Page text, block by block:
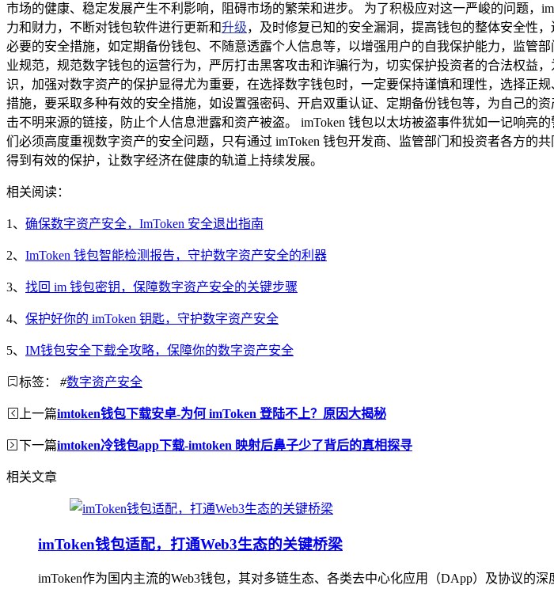
市场的健康、稳定发展产生不利影响，阻碍市场的繁荣和进步。 为了积极应对这一严峻的问题
力和财力，不断对钱包软件进行更新和升级，及时修复已知的安全漏洞，提高钱包的整体安全性
必要的安全措施，如定期备份钱包、不随意透露个人信息等，以增强用户的自我保护能力，监管
业规范，规范数字钱包的运营行为，严厉打击黑客攻击和诈骗行为，切实保护投资者的合法权益
识，加强对数字资产的保护显得尤为重要，在选择数字钱包时，一定要保持谨慎和理性，选择正
措施，要采取多种有效的安全措施，如设置强密码、开启双重认证、定期备份钱包等，为自己的
击不明来源的链接，防止个人信息泄露和资产被盗。 imToken 钱包以太坊被盗事件犹如一记响亮
们必须高度重视数字资产的安全问题，只有通过 imToken 钱包开发商、监管部门和投资者各方
得到有效的保护，让数字经济在健康的轨道上持续发展。
相关阅读：
1、 确保数字资产安全，ImToken 安全退出指南
2、 ImToken 钱包智能检测报告，守护数字资产安全的利器
3、 找回 im 钱包密钥，保障数字资产安全的关键步骤
4、 保护好你的 imToken 钥匙，守护数字资产安全
5、 IM钱包安全下载全攻略，保障你的数字资产安全
标签： #数字资产安全
上一篇imtoken钱包下载安卓-为何 imToken 登陆不上？原因大揭秘
下一篇imtoken冷钱包app下载-imtoken 映射后鼻子少了背后的真相探寻
相关文章
imToken钱包适配，打通Web3生态的关键桥梁
imToken作为国内主流的Web3钱包，其对多链生态、各类去中心化应用（DApp）及协议的